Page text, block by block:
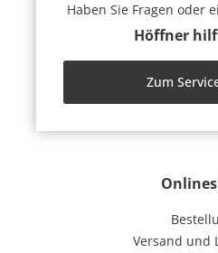
Versand und
Haben Sie Fragen oder
Höffner
Zum